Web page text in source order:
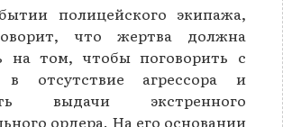
полицейского экипажа,
что жертва должна
на том, чтобы поговорить с
в отсутствие агрессора и
выдачи экстренного
ордера. На его основании